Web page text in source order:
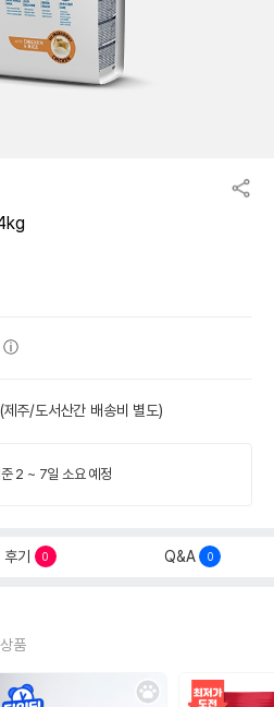
(제주/도서산간 배송비 별도)
2 ~ 7일 소요 예정
후기 0 Q&A 0
품